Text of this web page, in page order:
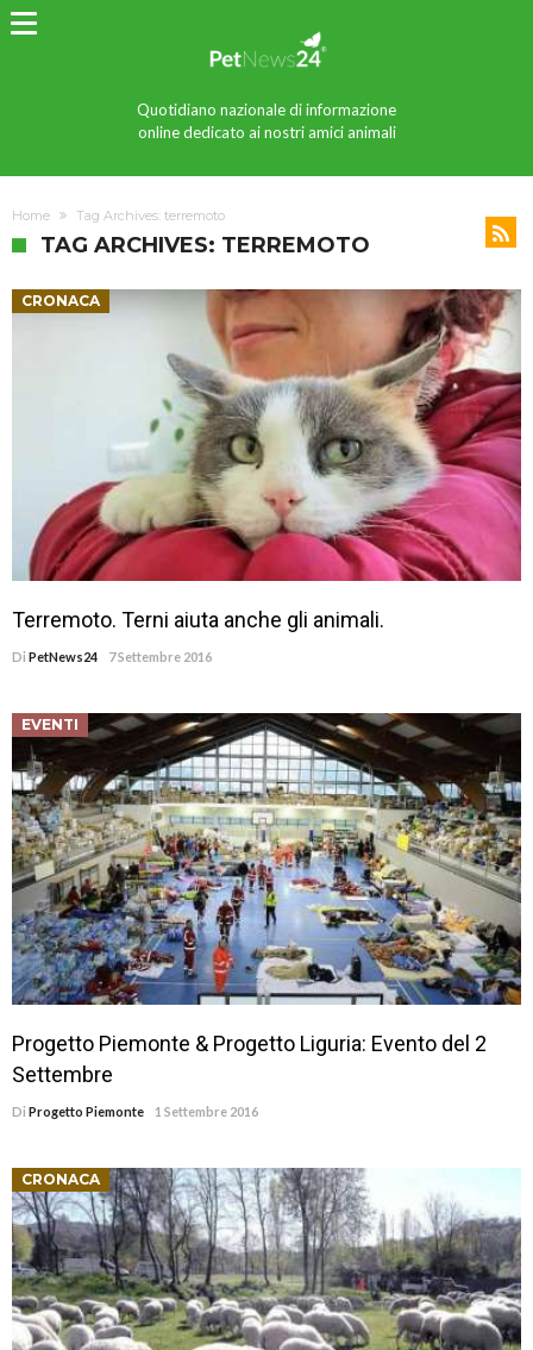
Quotidiano nazionale di informazione
online dedicato ai nostri amici animali
Home Tag Archives: terremoto
TAG ARCHIVES: TERREMOTO
CRONACA
Terremoto. Terni aiuta anche gli animali.
Di PetNews24 7 Settembre 2016
EVENTI
Progetto Piemonte & Progetto Liguria: Evento del 2
Settembre
Di Progetto Piemonte 1 Settembre 2016
CRONACA